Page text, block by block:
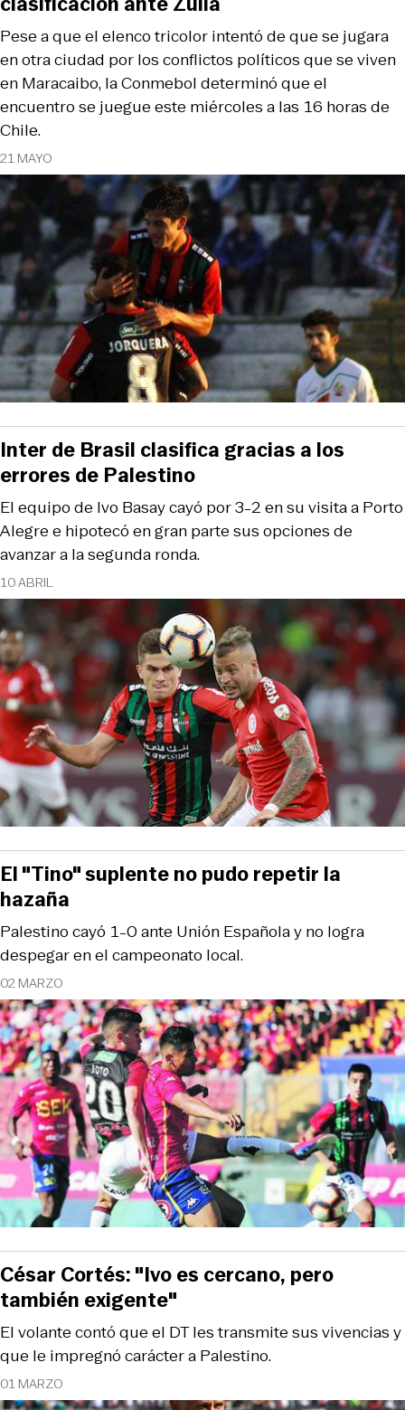
21 MAYO
Pese a que el elenco tricolor intentó de que se jugara
en otra ciudad por los conflictos políticos que se viven
en Maracaibo, la Conmebol determinó que el
encuentro se juegue este miércoles a las 16 horas de
Chile.
10 ABRIL
El equipo de Ivo Basay cayó por 3-2 en su visita a Porto
Alegre e hipotecó en gran parte sus opciones de
avanzar a la segunda ronda.
Inter de Brasil clasifica gracias a los
errores de Palestino
02 MARZO
Palestino cayó 1-0 ante Unión Española y no logra
despegar en el campeonato local.
El "Tino" suplente no pudo repetir la
hazaña
01 MARZO
El volante contó que el DT les transmite sus vivencias y
que le impregnó carácter a Palestino.
César Cortés: "Ivo es cercano, pero
también exigente"